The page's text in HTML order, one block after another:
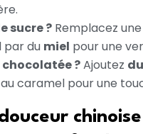
sucre ? Remplacez
par du miel pour une
?Ajoutez
au caramel pour une
chinoise